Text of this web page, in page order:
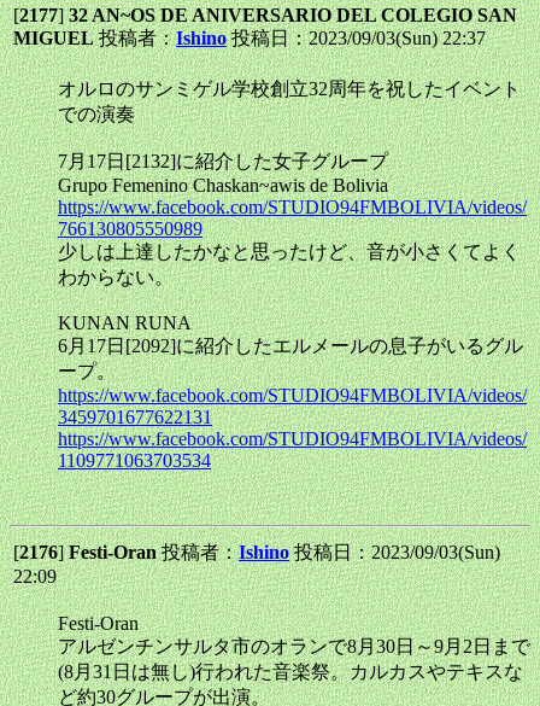
[2177]32 AN~OS DE ANIVERSARIO DEL COLEGIO SAN
MIGUEL投稿者：Ishino 投稿日：2023/09/03(Sun) 22:37
オルロのサンミゲル学校創立32周年を祝したイベント
での演奏
7月17日[2132]に紹介した女子グループ
Grupo Femenino Chaskan~awis de Bolivia
https://www.facebook.com/STUDIO94FMBOLIVIA/videos/
766130805550989
少しは上達したかなと思ったけど、音が小さくてよく
わからない。
KUNAN RUNA
6月17日[2092]に紹介したエルメールの息子がいるグル
ープ。
https://www.facebook.com/STUDIO94FMBOLIVIA/videos/
3459701677622131
https://www.facebook.com/STUDIO94FMBOLIVIA/videos/
1109771063703534
[2176]Festi-Oran投稿者：Ishino 投稿日：2023/09/03(Sun)
22:09
Festi-Oran
アルゼンチンサルタ市のオランで8月30日～9月2日まで
(8月31日は無し)行われた音楽祭。カルカスやテキスな
ど約30グループが出演。